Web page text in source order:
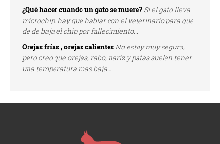
¿Qué hacer cuando un gato se muere? Si el gato lleva
microchip, hay que hablar con el veterinario para que
de de baja el chip por fallecimiento...
Orejas frías , orejas calientesNo estoy muy segura,
pero creo que orejas, rabo, nariz y patas suelen tener
una temperatura mas baja...